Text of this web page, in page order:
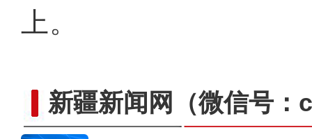
上。
新疆新闻网 （微信号